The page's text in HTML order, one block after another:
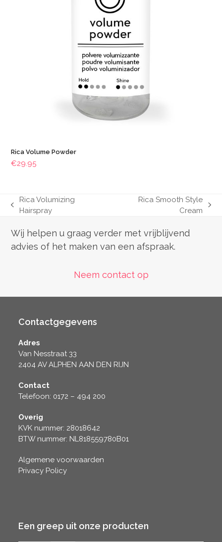
Rica Volume Powder
€29.95
previous
Rica Volumizing
Hairspray
Rica Smooth Style
Cream
Wij helpen u graag verder met vrijblijvend
advies of het maken van een afspraak.
Neem contact op
Contactgegevens
Adres
Van Nesstraat 33
2404 AV ALPHEN AAN DEN RIJN
Contact
Telefoon: 0172 – 494 200
Overig
KVK nummer: 28018642
BTW nummer: NL818559780B01
Algemene voorwaarden
Privacy Policy
Een greep uit onze producten